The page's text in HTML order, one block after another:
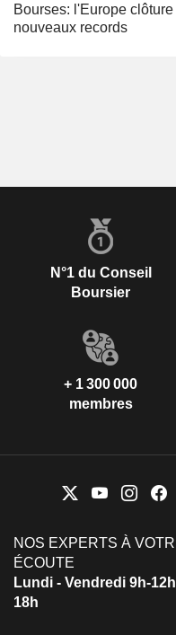
Bourses: l'Europe
nouveaux records
N°1 du Conseil
Boursier
+ 1 300 000
membres
NOS EXPERTS À
ÉCOUTE
Lundi - Vendredi 9h-
18h